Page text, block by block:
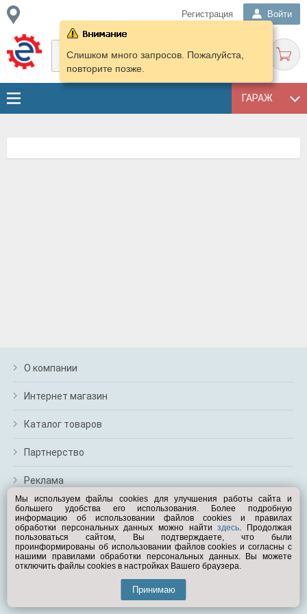
Регистрация Войти
ГАРАЖ
Слишком много запросов. Пожалуйста,
повторите позже.
О компании
Интернет магазин
Каталог товаров
Партнерство
Реклама
Перейти на полную версию
Вам помочь?
© Exist.ru 1998—2026
Мы используем файлы cookies для улучшения работы сайта и
большего удобства его использования. Более подробную
информацию об использовании файлов cookies и правилах
обработки персональных данных можно найтиздесь. Продолжая
пользоваться сайтом, Вы подтверждаете, что были
проинформированы об использовании файлов cookies и согласны с
нашими правилами обработки персональных данных. Вы можете
отключить файлы cookies в настройках Вашего браузера.
Принимаю